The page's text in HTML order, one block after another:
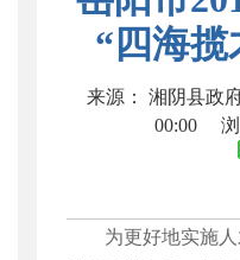
“四海
来源： 湘阴县政
00:00
为更好地实施